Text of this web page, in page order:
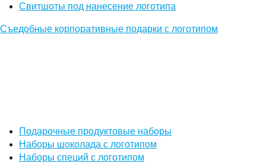
Свитшоты под нанесение логотипа
Съедобные корпоративные подарки с логотипом
Подарочные продуктовые наборы
Наборы шоколада с логотипом
Наборы специй с логотипом